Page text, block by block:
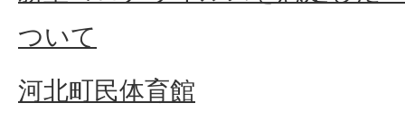
ついて
河北町民体育館